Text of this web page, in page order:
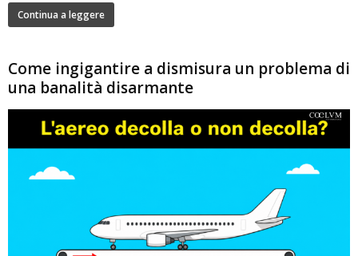
Continua a leggere
Come ingigantire a dismisura un problema di
una banalità disarmante